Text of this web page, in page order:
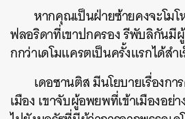
หากคุณเป็นฝ่ายซ้ายคงจะโม
ฟลอริดาที่เขาปกครอง รีพับลิกันมี
กกว่าเดโมแครตเป็นครั้งแรกได้สำ
เดอซานติส มีนโยบายเรื่องก
เมือง เขาจับผู้อพยพที่เข้าเมืองอ